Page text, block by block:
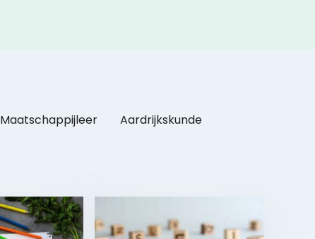
Maatschappijleer
Aardrijkskunde